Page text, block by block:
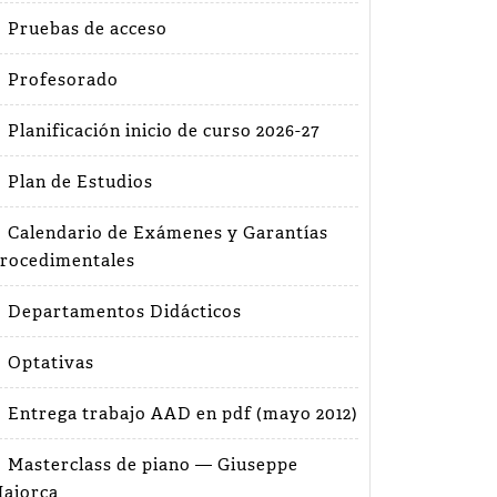
Pruebas de acceso
Profesorado
Planificación inicio de curso 2026-27
Plan de Estudios
Calendario de Exámenes y Garantías
Departamentos Didácticos
Optativas
Entrega trabajo AAD en pdf (mayo 2012)
Masterclass de piano — Giuseppe